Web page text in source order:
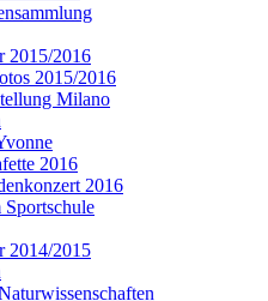
2015/2016
2015/2016
Milano
2016
2016
Sportschule
2014/2015